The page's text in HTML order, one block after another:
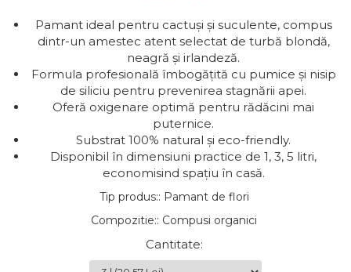
Pamant ideal pentru cactuși și suculente, compus
dintr-un amestec atent selectat de turbă blondă,
neagră și irlandeză.
Formula profesională îmbogățită cu pumice și nisip
de siliciu pentru prevenirea stagnării apei.
Oferă oxigenare optimă pentru rădăcini mai
puternice.
Substrat 100% natural și eco-friendly.
Disponibil în dimensiuni practice de 1, 3, 5 litri,
economisind spațiu în casă.
Tip produs:: Pamant de flori
Compozitie:: Compusi organici
Cantitate: